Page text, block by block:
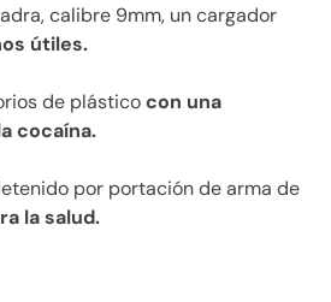
calibre 9mm, un cargador
útiles.
de plásticocon una
cocaína.
por portación de arma de
la salud.